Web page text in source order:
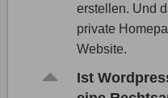
erstellen. Und
private
Website.
Ist